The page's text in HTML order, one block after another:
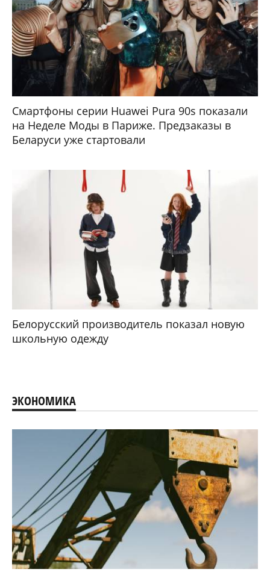
Смартфоны серии Huawei Pura 90s показали
на Неделе Моды в Париже. Предзаказы в
Беларуси уже стартовали
Белорусский производитель показал новую
школьную одежду
ЭКОНОМИКА